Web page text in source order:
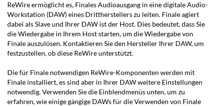
ReWire ermöglicht es, Finales Audioausgang in eine digitale Audio-
Workstation (DAW) eines Drittherstellers zu leiten. Finale agiert
dabei als Slave und Ihrer DAW ist der Host. Dies bedeutet, dass Sie
die Wiedergabe in Ihrem Host starten, um die Wiedergabe von
Finale auszulösen. Kontaktieren Sie den Hersteller Ihrer DAW, um
festzustellen, ob diese ReWire unterstützt.
Die für Finale notwendigen ReWire-Komponenten werden mit
Finale installiert, es sind aber in Ihrer DAW weitere Einstellungen
notwendig. Verwenden Sie die Einblendmenüs unten, um zu
erfahren, wie einige gängige DAWs für die Verwenden von Finale